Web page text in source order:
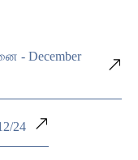
- December
24